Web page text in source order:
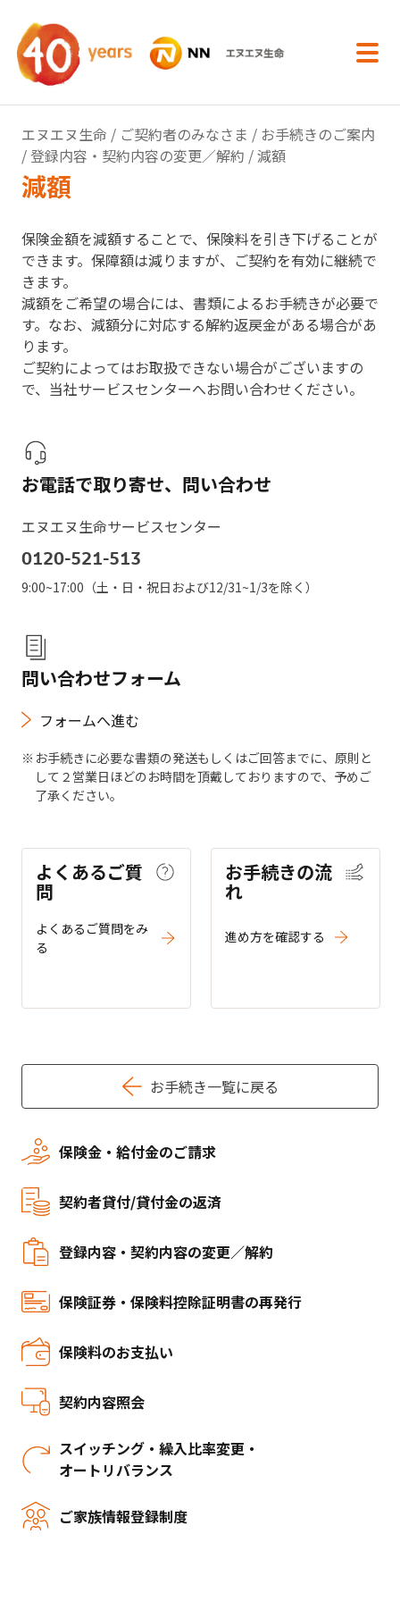
エヌエヌ生命 / ご契約者のみなさま / お手続きのご案内
/登録内容・契約内容の変更／解約 / 減額
減額
保険金額を減額することで、保険料を引き下げることが
できます。保障額は減りますが、ご契約を有効に継続で
きます。
減額をご希望の場合には、書類によるお手続きが必要で
す。なお、減額分に対応する解約返戻金がある場合があ
ります。
ご契約によってはお取扱できない場合がございますの
で、当社サービスセンターへお問い合わせください。
お電話で取り寄せ、 問い合わせ
エヌエヌ生命サービスセンター
0120-521-513
9:00~17:00（土・日・祝日および12/31~1/3を除く）
問い合わせフォーム
フォームへ進む
お手続きに必要な書類の発送もしくはご回答までに、原則と
して２営業日ほどのお時間を頂戴しておりますので、予めご
了承ください。
よくあるご質
問
よくあるご質問をみ
る
お手続きの流
れ
進め方を確認する
お手続き一覧に戻る
保険金・給付金のご請求
契約者貸付/貸付金の返済
登録内容・契約内容の変更／解約
保険証券・保険料控除証明書の再発行
保険料のお支払い
契約内容照会
スイッチング・繰入比率変更・
オートリバランス
ご家族情報登録制度